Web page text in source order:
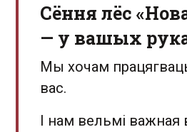
Сёння лёс
— у вашых
Мы хочам
вас.
І нам вельмі важная